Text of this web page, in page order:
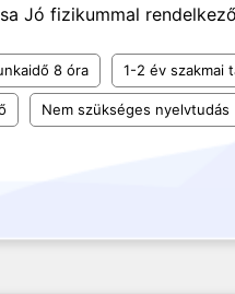
Jó fizikummal
8 óra 1-2 év szakmai
Nem szükséges nyelvtudás